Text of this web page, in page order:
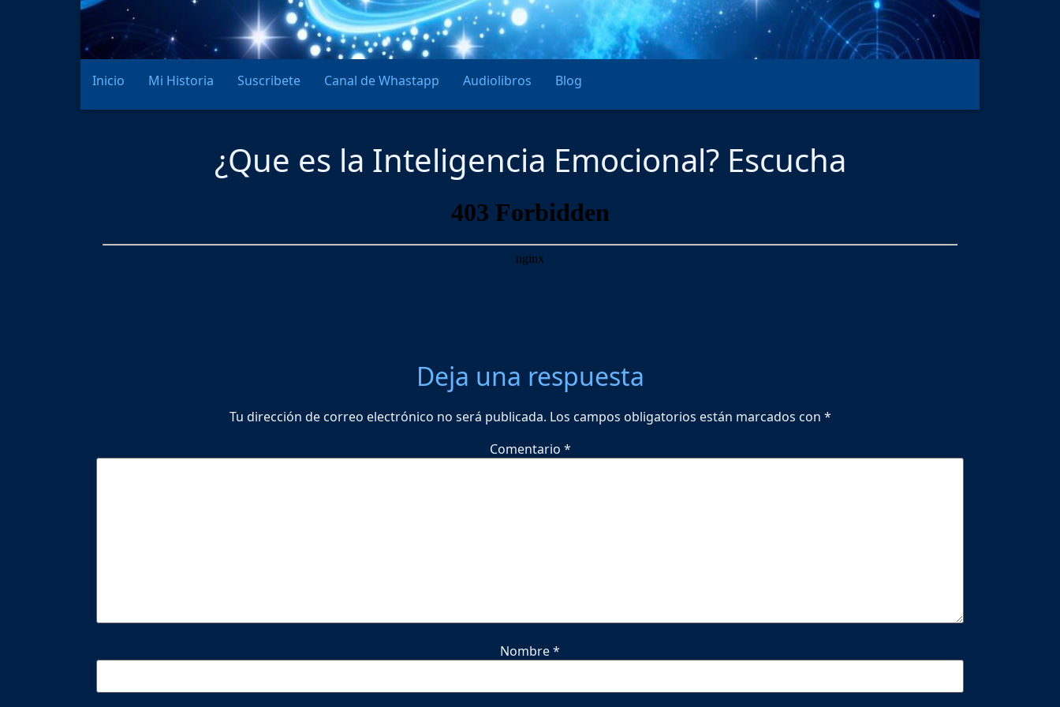
Inicio Mi Historia Suscribete Canal de Whastapp Audiolibros Blog
¿Que es la Inteligencia Emocional? Escucha
Deja una respuesta
Tu dirección de correo electrónico no será publicada. Los campos obligatorios están marcados con *
Comentario *
Nombre*